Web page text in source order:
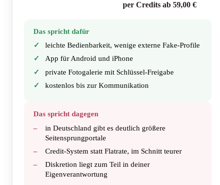
per Credits ab 59,00 €
Das spricht dafür
leichte Bedienbarkeit, wenige externe Fake-Profile
App für Android und iPhone
private Fotogalerie mit Schlüssel-Freigabe
kostenlos bis zur Kommunikation
Das spricht dagegen
in Deutschland gibt es deutlich größere
Seitensprungportale
Credit-System statt Flatrate, im Schnitt teurer
Diskretion liegt zum Teil in deiner
Eigenverantwortung